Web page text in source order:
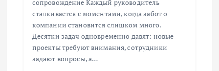
сопровождение Каждый руководитель
сталкивается с моментами, когда забот о
компании становится слишком много.
Десятки задач одновременно давят: новые
проекты требуют внимания, сотрудники
задают вопросы, а…